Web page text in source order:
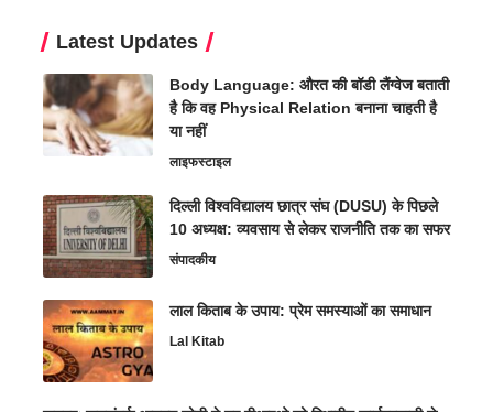
Latest Updates
Body Language: औरत की बॉडी लैंग्वेज बताती
है कि वह Physical Relation बनाना चाहती है
या नहीं
लाइफस्टाइल
दिल्ली विश्वविद्यालय छात्र संघ (DUSU) के पिछले
10 अध्यक्ष: व्यवसाय से लेकर राजनीति तक का सफर
संपादकीय
लाल किताब के उपाय: प्रेम समस्याओं का समाधान
Lal Kitab